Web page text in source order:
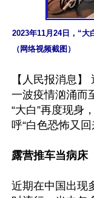
2023年11月24日，“大
（网络视频截图）
【人民报消息】
一波疫情汹涌而
“大白”再度现身
呼“白色恐怖又回
露营推车当病床
近期在中国出现